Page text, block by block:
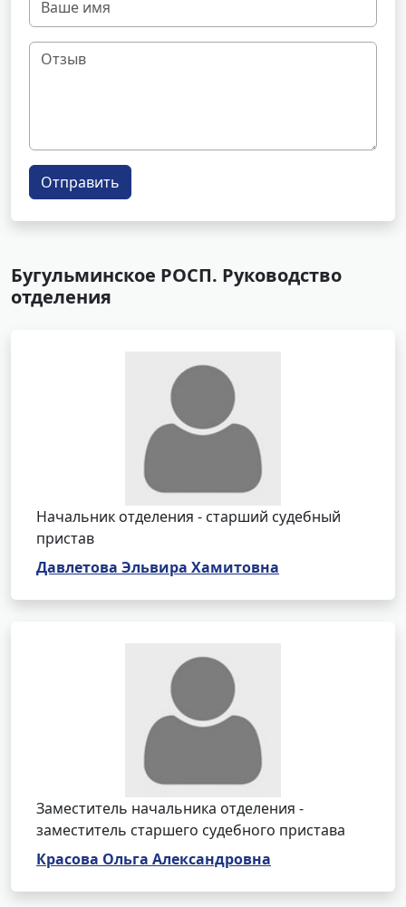
Отправить
Бугульминское РОСП. Руководство
отделения
Начальник отделения - старший судебный
пристав
Давлетова Эльвира Хамитовна
Заместитель начальника отделения -
заместитель старшего судебного пристава
Красова Ольга Александровна